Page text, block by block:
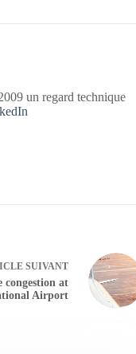
un regard technique
SUIVANT
congestion at
Airport